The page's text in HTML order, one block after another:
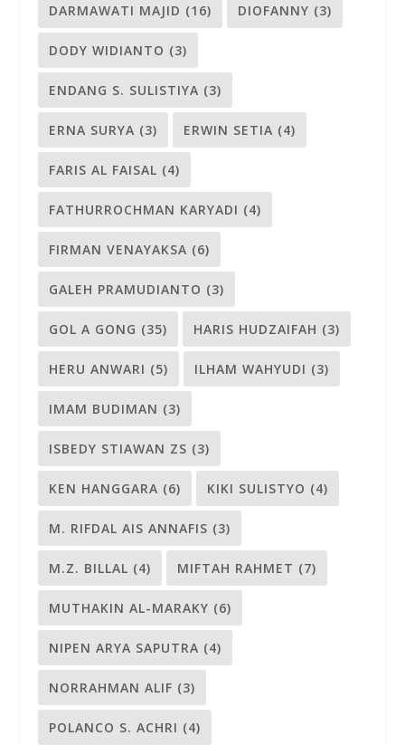
DARMAWATI MAJID (16) DIOFANNY (3)
DODY WIDIANTO (3)
ENDANG S. SULISTIYA (3)
ERNA SURYA (3) ERWIN SETIA (4)
FARIS AL FAISAL (4)
FATHURROCHMAN KARYADI (4)
FIRMAN VENAYAKSA (6)
GALEH PRAMUDIANTO (3)
GOL A GONG (35) HARIS HUDZAIFAH (3)
HERU ANWARI (5) ILHAM WAHYUDI (3)
IMAM BUDIMAN (3)
ISBEDY STIAWAN ZS (3)
KEN HANGGARA (6) KIKI SULISTYO (4)
M. RIFDAL AIS ANNAFIS (3)
M.Z. BILLAL (4) MIFTAH RAHMET (7)
MUTHAKIN AL-MARAKY (6)
NIPEN ARYA SAPUTRA (4)
NORRAHMAN ALIF (3)
POLANCO S. ACHRI (4)